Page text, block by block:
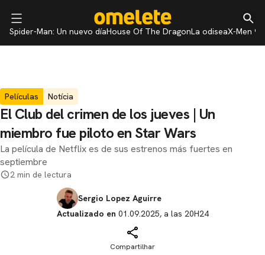
Spider-Man: Un nuevo díaHouse Of The DragonLa odiseaX-Men 97
Películas Notícia
El Club del crimen de los jueves | Un
miembro fue piloto en Star Wars
La película de Netflix es de sus estrenos más fuertes en
septiembre
2 min de lectura
Sergio Lopez Aguirre
Actualizado en 01.09.2025, a las 20H24
Compartilhar